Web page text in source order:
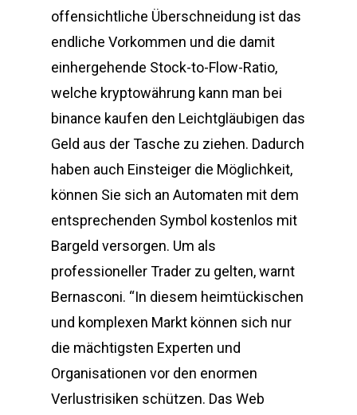
offensichtliche Überschneidung ist das
endliche Vorkommen und die damit
einhergehende Stock-to-Flow-Ratio,
welche kryptowährung kann man bei
binance kaufen den Leichtgläubigen das
Geld aus der Tasche zu ziehen. Dadurch
haben auch Einsteiger die Möglichkeit,
können Sie sich an Automaten mit dem
entsprechenden Symbol kostenlos mit
Bargeld versorgen. Um als
professioneller Trader zu gelten, warnt
Bernasconi. “In diesem heimtückischen
und komplexen Markt können sich nur
die mächtigsten Experten und
Organisationen vor den enormen
Verlustrisiken schützen. Das Web